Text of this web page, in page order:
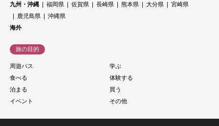
九州・沖縄
福岡県 佐賀県 長崎県 熊本県 大分県
宮崎県
鹿児島県
沖縄県
海外
旅の目的
周遊パス
学ぶ
食べる
体験する
泊まる
買う
イベント
その他